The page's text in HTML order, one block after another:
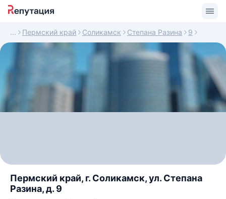
Пермский край Соликамск Степана Разина 9
Пермский край, г. Соликамск, ул. Степана
Разина, д. 9